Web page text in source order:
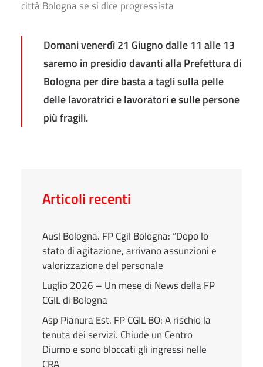
città Bologna se si dice progressista
Domani venerdì 21 Giugno dalle 11 alle 13
saremo in presidio davanti alla Prefettura di
Bologna per dire basta a tagli sulla pelle
delle lavoratrici e lavoratori e sulle persone
più fragili.
Articoli recenti
Ausl Bologna. FP Cgil Bologna: “Dopo lo
stato di agitazione, arrivano assunzioni e
valorizzazione del personale
Luglio 2026 – Un mese di News della FP
CGIL di Bologna
Asp Pianura Est. FP CGIL BO: A rischio la
tenuta dei servizi. Chiude un Centro
Diurno e sono bloccati gli ingressi nelle